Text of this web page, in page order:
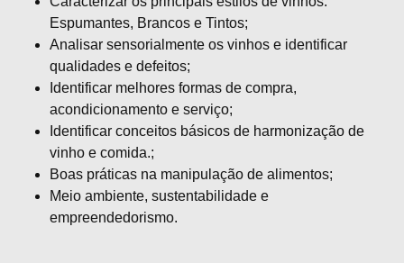
Espumantes, Brancos e Tintos;
Analisar sensorialmente os vinhos e identificar
qualidades e defeitos;
Identificar melhores formas de compra,
acondicionamento e serviço;
Identificar conceitos básicos de harmonização de
vinho e comida.;
Boas práticas na manipulação de alimentos;
Meio ambiente, sustentabilidade e
empreendedorismo.